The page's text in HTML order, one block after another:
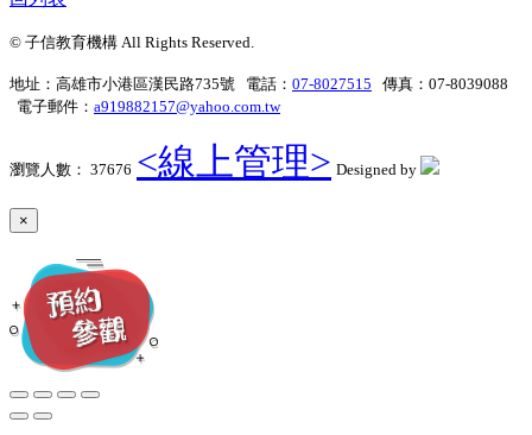
© 子信教育機構 All Rights Reserved.
地址：高雄市小港區漢民路735號 電話： 07-8027515 傳真：07-8039088
電子郵件： a919882157@yahoo.com.tw
瀏覽人數： 37676 <線上管理> Designed by
×